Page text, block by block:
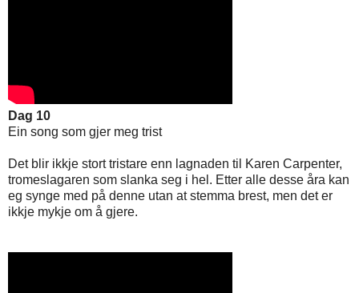
Dag 10
Ein song som gjer meg trist
Det blir ikkje stort tristare enn lagnaden til Karen Carpenter,
tromeslagaren som slanka seg i hel. Etter alle desse åra kan
eg synge med på denne utan at stemma brest, men det er
ikkje mykje om å gjere.